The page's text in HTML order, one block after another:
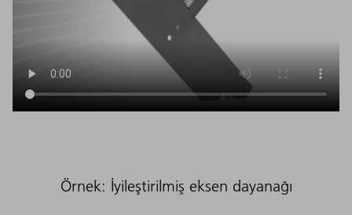
Örnek: İyileştirilmiş eksen dayanağı